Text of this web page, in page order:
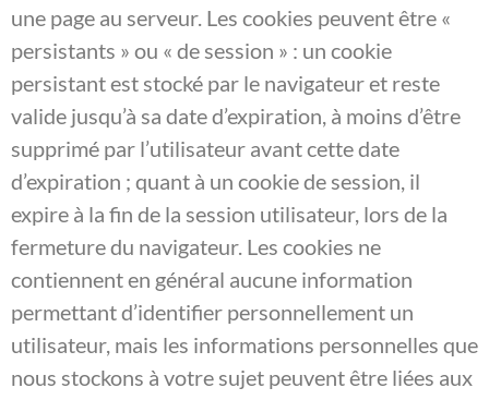
une page au serveur. Les cookies peuvent être «
persistants » ou « de session » : un cookie
persistant est stocké par le navigateur et reste
valide jusqu’à sa date d’expiration, à moins d’être
supprimé par l’utilisateur avant cette date
d’expiration ; quant à un cookie de session, il
expire à la fin de la session utilisateur, lors de la
fermeture du navigateur. Les cookies ne
contiennent en général aucune information
permettant d’identifier personnellement un
utilisateur, mais les informations personnelles que
nous stockons à votre sujet peuvent être liées aux